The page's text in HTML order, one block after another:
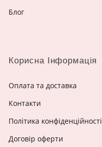
Блог
Корисна Інформація
Оплата та доставка
Контакти
Політика конфіденційності
Договір оферти